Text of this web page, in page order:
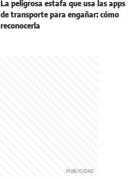
La peligrosa estafa que usa las apps
de transporte para engañar: cómo
reconocerla